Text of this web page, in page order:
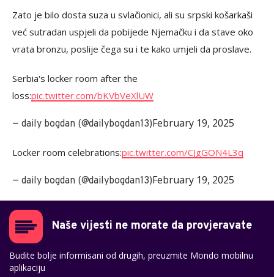
Zato je bilo dosta suza u svlačionici, ali su srpski košarkaši
već sutradan uspjeli da pobijede Njemačku i da stave oko
vrata bronzu, poslije čega su i te kako umjeli da proslave.
Serbia's locker room after the
loss:pic.twitter.com/bKVbVeXlUW
— daily bogdan (@dailybogdan13)February 19, 2025
Locker room celebrations:pic.twitter.com/CJgGON4L3q
— daily bogdan (@dailybogdan13)February 19, 2025
Naše vijesti ne morate da provjeravate
Budite bolje informisani od drugih, preuzmite Mondo mobilnu
aplikaciju